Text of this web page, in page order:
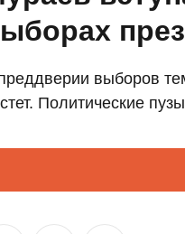
выборов
Политические